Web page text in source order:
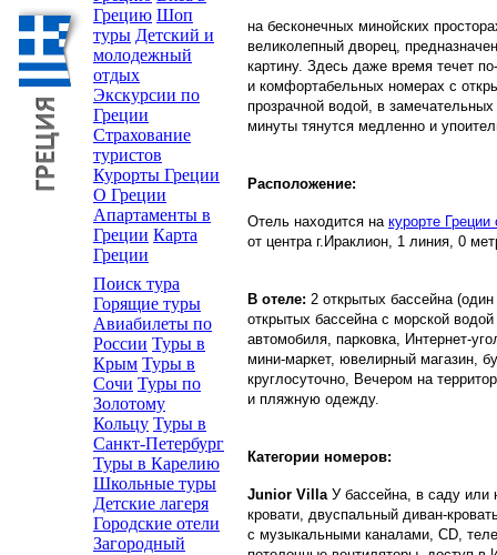
Грецию Шоп
туры Детский и
молодежный
отдых
Экскурсии по
Греции
Страхование
туристов
Курорты Греции
О Греции
Апартаменты в
Греции Карта
Греции
Поиск тура
Горящие туры
Авиабилеты по
России Туры в
Крым Туры в
Сочи Туры по
Золотому
Кольцу Туры в
Санкт-Петербург
Туры в Карелию
Школьные туры
Детские лагеря
Городские отели
Загородный
на бесконечных минойских
великолепный дворец,
картину. Здесь даже время течет
и комфортабельных номерах с
прозрачной водой, в
минуты тянутся медленно и
Расположение:
Отель находится на курорте Греции
от центра г.Ираклион, 1 линия, 0
В отеле: 2 открытых бассейна
открытых бассейна с морской
автомобиля, парковка, Интернет-
мини-маркет, ювелирный магазин,
круглосуточно, Вечером на
и пляжную одежду.
Категории номеров:
Junior Villa У бассейна, в саду или
кровати, двуспальный диван-
с музыкальными каналами, CD,